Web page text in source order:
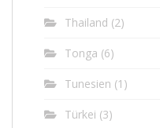
Thailand (2)
Tonga (6)
Tunesien (1)
Türkei (3)